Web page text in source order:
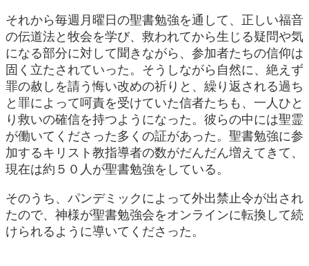
それから毎週月曜日の聖書勉強を通して、正しい福音
の伝道法と牧会を学び、救われてから生じる疑問や気
になる部分に対して聞きながら、参加者たちの信仰は
固く立たされていった。そうしながら自然に、絶えず
罪の赦しを請う悔い改めの祈りと、繰り返される過ち
と罪によって呵責を受けていた信者たちも、一人ひと
り救いの確信を持つようになった。彼らの中には聖霊
が働いてくださった多くの証があった。聖書勉強に参
加するキリスト教指導者の数がだんだん増えてきて、
現在は約５０人が聖書勉強をしている。
そのうち、パンデミックによって外出禁止令が出され
たので、神様が聖書勉強会をオンラインに転換して続
けられるように導いてくださった。